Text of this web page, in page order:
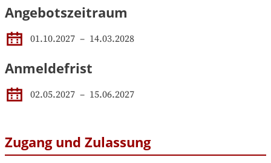
Angebotszeitraum
01.10.2027 – 14.03.2028
Anmeldefrist
02.05.2027 – 15.06.2027
Zugang und Zulassung